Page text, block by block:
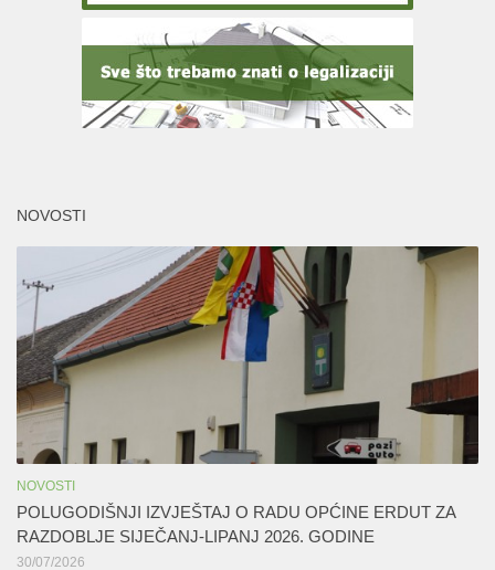
NOVOSTI
NOVOSTI
POLUGODIŠNJI IZVJEŠTAJ O RADU OPĆINE ERDUT ZA
RAZDOBLJE SIJEČANJ-LIPANJ 2026. GODINE
30/07/2026